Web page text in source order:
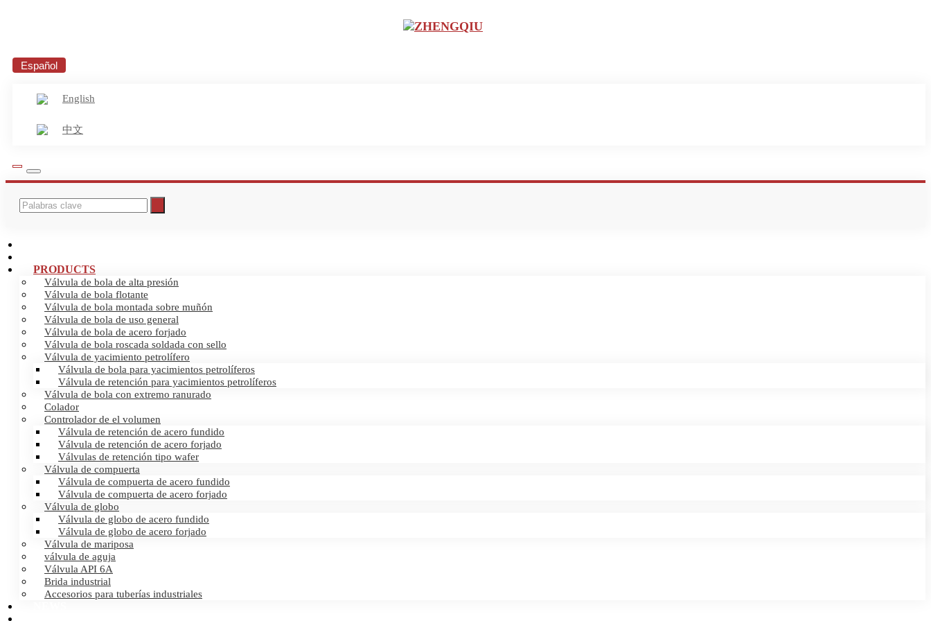
Español
English
中文
PRODUCTS
Válvula de bola de alta presión
Válvula de bola flotante
Válvula de bola montada sobre muñón
Válvula de bola de uso general
Válvula de bola de acero forjado
Válvula de bola roscada soldada con sello
Válvula de yacimiento petrolífero
Válvula de bola para yacimientos petrolíferos
Válvula de retención para yacimientos petrolíferos
Válvula de bola con extremo ranurado
Colador
Controlador de el volumen
Válvula de retención de acero fundido
Válvula de retención de acero forjado
Válvulas de retención tipo wafer
Válvula de compuerta
Válvula de compuerta de acero fundido
Válvula de compuerta de acero forjado
Válvula de globo
Válvula de globo de acero fundido
Válvula de globo de acero forjado
Válvula de mariposa
válvula de aguja
Válvula API 6A
Brida industrial
Accesorios para tuberías industriales